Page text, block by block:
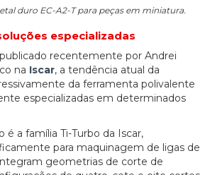
duro EC-A2-T para peças em miniatura.
especializadas
recentemente por Andrei
na Iscar, a tendência atual da
da ferramenta polivalente
especializadas em determinados
é a família Ti-Turbo da Iscar,
para maquinagem de ligas de
geometrias de corte de